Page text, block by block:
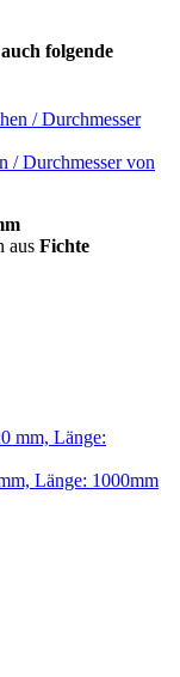
folgende
/ Durchmesser von
aus Fichte
Länge: 1000mm